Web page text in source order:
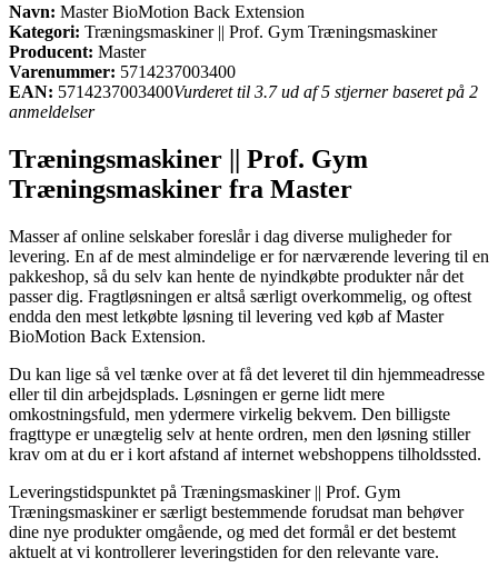
Navn: Master BioMotion Back Extension
Kategori: Træningsmaskiner || Prof. Gym Træningsmaskiner
Producent: Master
Varenummer: 5714237003400
EAN: 5714237003400Vurderet til 3.7 ud af 5 stjerner baseret på 2
anmeldelser
Træningsmaskiner || Prof. Gym
Træningsmaskiner fra Master
Masser af online selskaber foreslår i dag diverse muligheder for
levering. En af de mest almindelige er for nærværende levering til en
pakkeshop, så du selv kan hente de nyindkøbte produkter når det
passer dig. Fragtløsningen er altså særligt overkommelig, og oftest
endda den mest letkøbte løsning til levering ved køb af Master
BioMotion Back Extension.
Du kan lige så vel tænke over at få det leveret til din hjemmeadresse
eller til din arbejdsplads. Løsningen er gerne lidt mere
omkostningsfuld, men ydermere virkelig bekvem. Den billigste
fragttype er unægtelig selv at hente ordren, men den løsning stiller
krav om at du er i kort afstand af internet webshoppens tilholdssted.
Leveringstidspunktet på Træningsmaskiner || Prof. Gym
Træningsmaskiner er særligt bestemmende forudsat man behøver
dine nye produkter omgående, og med det formål er det bestemt
aktuelt at vi kontrollerer leveringstiden for den relevante vare.